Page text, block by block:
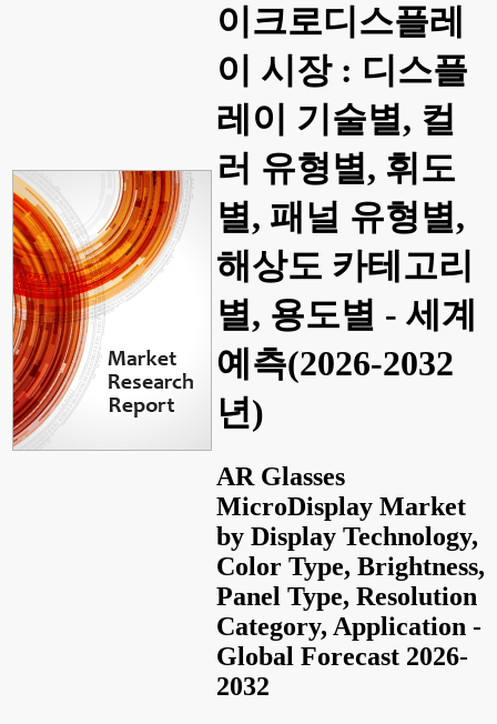
이크로디스플레
이 시장 : 디스플
레이 기술별, 컬
러 유형별, 휘도
별, 패널 유형별,
해상도 카테고리
별, 용도별 - 세계
예측(2026-2032
년)
AR Glasses
MicroDisplay Market
by Display Technology,
Color Type, Brightness,
Panel Type, Resolution
Category, Application -
Global Forecast 2026-
2032